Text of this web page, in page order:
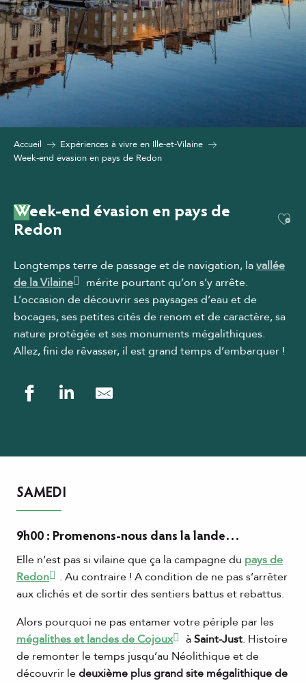
Accueil
Expériences à vivre en Ille-et-Vilaine
Week-end évasion en pays de Redon
Week-end évasion en pays de
Redon
Longtemps terre de passage et de navigation, lavallée
de la Vilaine
mérite pourtant qu’on s’y arrête.
L’occasion de découvrir ses paysages d’eau et de
bocages, ses petites cités de renom et de caractère, sa
nature protégée et ses monuments mégalithiques.
Allez, fini de rêvasser, il est grand temps d’embarquer !
SAMEDI
9h00 : Promenons-nous dans la lande…
Elle n’est pas si vilaine que ça la campagne du pays de
Redon
. Au contraire ! A condition de ne pas s’arrêter
aux clichés et de sortir des sentiers battus et rebattus.
Alors pourquoi ne pas entamer votre périple par les
mégalithes et landes de Cojoux
àSaint-Just. Histoire
de remonter le temps jusqu’au Néolithique et de
découvrir ledeuxième plus grand site mégalithique de